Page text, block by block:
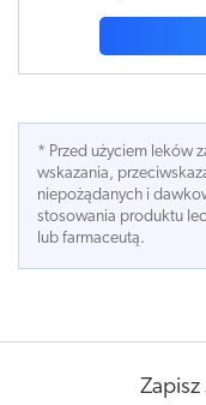
* Przed użyciem leków
wskazania,
niepożądanych i
stosowania produktu
lub farmaceutą.